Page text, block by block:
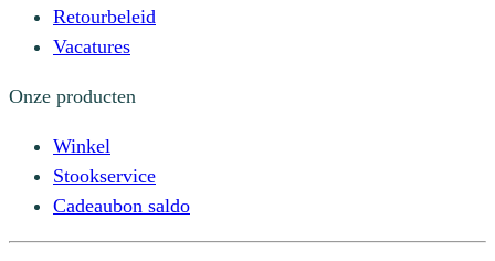
Retourbeleid
Vacatures
Onze producten
Winkel
Stookservice
Cadeaubon saldo